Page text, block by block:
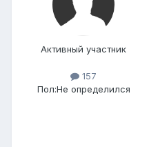
Активный участник
157
Пол:Не определился